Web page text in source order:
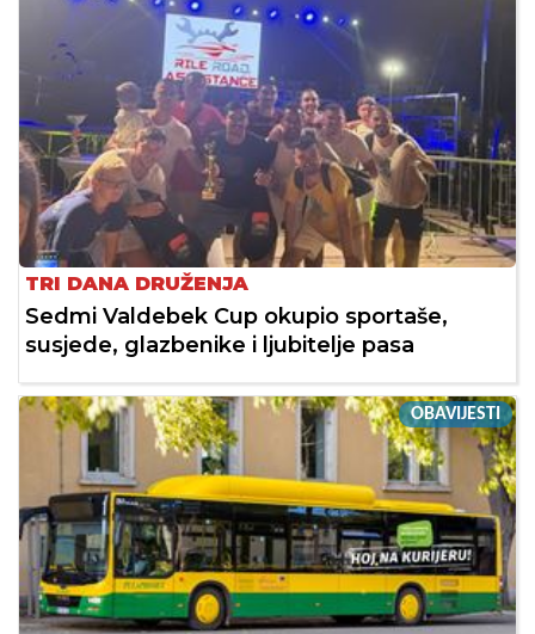
TRI DANA DRUŽENJA
Sedmi Valdebek Cup okupio sportaše,
susjede, glazbenike i ljubitelje pasa
OBAVIJESTI